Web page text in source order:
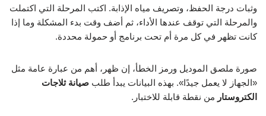
وثبات درجة الحفظ، وتصريف مياه الإذابة. اكتب المرحلة التي اكتملت
والمرحلة التي توقف عندها الأداء، ثم أضف وقت بدء المشكلة وما إذا
كانت تظهر في كل مرة أم تحت برنامج أو حمولة محددة.
صورة ملصق الموديل ورمز الخطأ، إن ظهر، أهم من عبارة عامة مثل
«الجهاز لا يعمل جيدًا». بهذه البيانات يبدأ طلب صيانة ثلاجات
الكتروستار من نقطة قابلة للاختبار.